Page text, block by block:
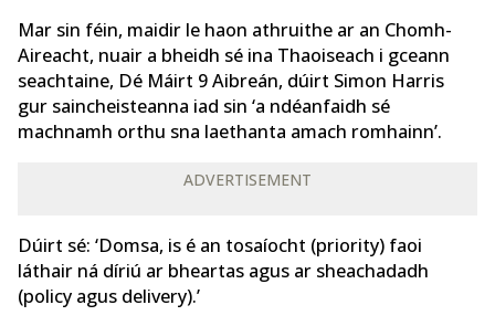
Mar sin féin, maidir le haon athruithe ar an Chomh-
Aireacht, nuair a bheidh sé ina Thaoiseach i gceann
seachtaine, Dé Máirt 9 Aibreán, dúirt Simon Harris
gur saincheisteanna iad sin ‘a ndéanfaidh sé
machnamh orthu sna laethanta amach romhainn’.
ADVERTISEMENT
Dúirt sé: ‘Domsa, is é an tosaíocht (priority) faoi
láthair ná díriú ar bheartas agus ar sheachadadh
(policy agus delivery).’